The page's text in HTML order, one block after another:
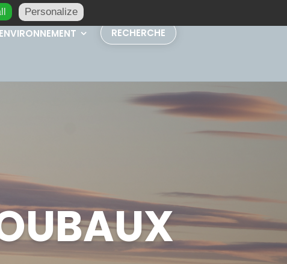
ENVIRONNEMENT RECHERCHE
Personalize